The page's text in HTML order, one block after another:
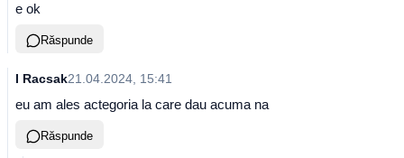
e ok
Răspunde
I Racsak21.04.2024, 15:41
eu am ales actegoria la care dau acuma na
Răspunde